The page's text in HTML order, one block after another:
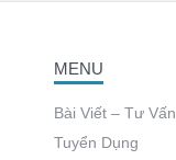
MENU
Bài Viết – Tư Vấn
Tuyển Dụng